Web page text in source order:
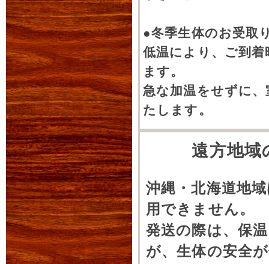
新着生体はこちら
2019年01月28日
生体販売登録いた
新着生体はこちら
2019年02月01日
生体販売登録いた
2019年02月04日
生体販売登録いた
新着生体はこちら
●冬季生体のお受取
低温により、ご到
ます。
急な加温をせずに
たします。
遠方地域
沖縄・北海道地
用できません。
発送の際は、保
が、生体の安全